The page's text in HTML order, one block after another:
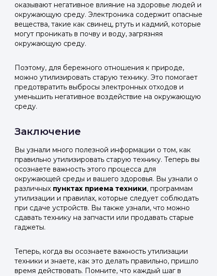
оказывают негативное влияние на здоровье людей и
окружающую среду. Электроника содержит опасные
вещества, такие как свинец, ртуть и кадмий, которые
могут проникать в почву и воду, загрязняя
окружающую среду.
Поэтому, для бережного отношения к природе,
можно утилизировать старую технику. Это помогает
предотвратить выбросы электронных отходов и
уменьшить негативное воздействие на окружающую
среду.
Заключение
Вы узнали много полезной информации о том, как
правильно утилизировать старую технику. Теперь вы
осознаете важность этого процесса для
окружающей среды и вашего здоровья. Вы узнали о
различных пунктах приема техники, программам
утилизации и правилах, которые следует соблюдать
при сдаче устройств. Вы также узнали, что можно
сдавать технику на запчасти или продавать старые
гаджеты.
Теперь, когда вы осознаете важность утилизации
техники и знаете, как это делать правильно, пришло
время действовать. Помните, что каждый шаг в